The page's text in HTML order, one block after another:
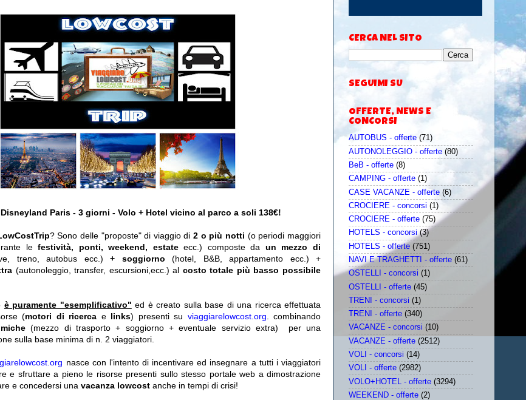
Paris - 3 giorni - Volo + Hotel vicino al parco a soli 138€!
? Sono delle "proposte" di viaggio di2 o più notti (o periodi maggiori
lefestività, ponti, weekend, estateecc.) composte da un mezzo di
treno, autobus ecc.) + soggiorno (hotel, B&B, appartamento ecc.) +
(autonoleggio, transfer, escursioni,ecc.) al costo totale più basso possibile
è puramente "esemplificativo" ed è creato sulla base di una ricerca effettuata
(motori di ricerca e links) presenti su viaggiarelowcost.org . combinando
(mezzo di trasporto + soggiorno + eventuale servizio extra)
per una
sulla base minima di n. 2 viaggiatori.
nasce con l'intento di incentivare ed insegnare a tutti i viaggiatori
e sfruttare a pieno le risorse presenti sullo stesso portale web a dimostrazione
e concedersi una vacanza lowcost anche in tempi di crisi!
CERCA NEL SITO
SEGUIMI SU
OFFERTE, NEWS E
CONCORSI
AUTOBUS - offerte (71)
AUTONOLEGGIO - offerte (80)
BeB - offerte (8)
CAMPING - offerte (1)
CASE VACANZE - offerte (6)
CROCIERE - concorsi (1)
CROCIERE - offerte (75)
HOTELS - concorsi (3)
HOTELS - offerte (751)
NAVI E TRAGHETTI - offerte (61)
OSTELLI - concorsi (1)
OSTELLI - offerte (45)
TRENI - concorsi (1)
TRENI - offerte (340)
VACANZE - concorsi (10)
VACANZE - offerte (2512)
VOLI - concorsi (14)
VOLI - offerte (2982)
VOLO+HOTEL - offerte (3294)
WEEKEND - offerte (2)